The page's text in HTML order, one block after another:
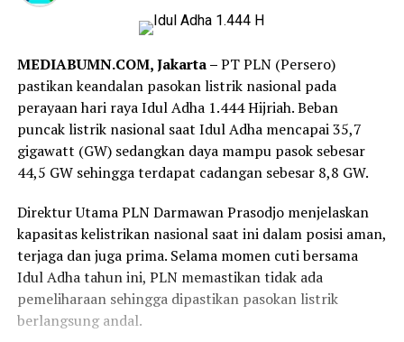
MEDIABUMN.COM, Jakarta –PT PLN (Persero)
pastikan keandalan pasokan listrik nasional pada
perayaan hari raya Idul Adha 1.444 Hijriah. Beban
puncak listrik nasional saat Idul Adha mencapai 35,7
gigawatt (GW) sedangkan daya mampu pasok sebesar
44,5 GW sehingga terdapat cadangan sebesar 8,8 GW.
Direktur Utama PLN Darmawan Prasodjo menjelaskan
kapasitas kelistrikan nasional saat ini dalam posisi aman,
terjaga dan juga prima. Selama momen cuti bersama
Idul Adha tahun ini, PLN memastikan tidak ada
pemeliharaan sehingga dipastikan pasokan listrik
berlangsung andal.